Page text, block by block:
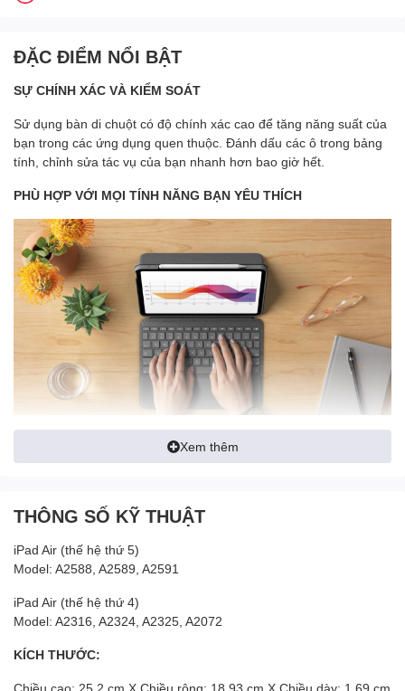
ĐẶC ĐIỂM NỔI BẬT
SỰ CHÍNH XÁC VÀ KIỂM SOÁT
Sử dụng bàn di chuột có độ chính xác cao để tăng năng suất của
bạn trong các ứng dụng quen thuộc. Đánh dấu các ô trong bảng
tính, chỉnh sửa tác vụ của bạn nhanh hơn bao giờ hết.
PHÙ HỢP VỚI MỌI TÍNH NĂNG BẠN YÊU THÍCH
Bàn di chuột lớn hỗ trợ tất cả các cử chỉ đa chạm mà bạn đã biết
hóa năng suất của mình.
SỬ DỤNG BẤT KỂ NGÀY ĐÊM
Xem thêm
THÔNG SỐ KỸ THUẬT
iPad Air (thế hệ thứ 5)
Model: A2588, A2589, A2591
iPad Air (thế hệ thứ 4)
Model: A2316, A2324, A2325, A2072
KÍCH THƯỚC: